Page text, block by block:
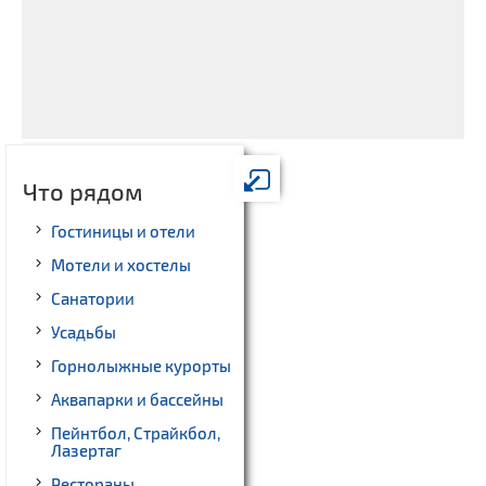
Что рядом
Гостиницы и отели
Мотели и хостелы
Санатории
Усадьбы
Горнолыжные курорты
Аквапарки и бассейны
Пейнтбол, Страйкбол,
Лазертаг